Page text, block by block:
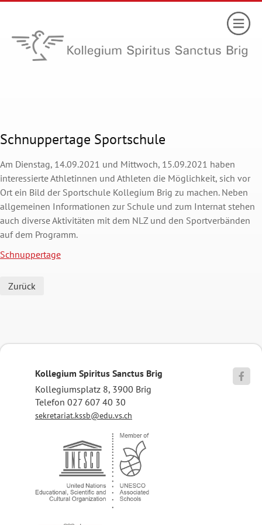
Schnuppertage Sportschule
Am Dienstag, 14.09.2021 und Mittwoch, 15.09.2021 haben
interessierte Athletinnen und Athleten die Möglichkeit, sich vor
Ort ein Bild der Sportschule Kollegium Brig zu machen. Neben
allgemeinen Informationen zur Schule und zum Internat stehen
auch diverse Aktivitäten mit dem NLZ und den Sportverbänden
auf dem Programm.
Schnuppertage
Zurück
Kollegium Spiritus Sanctus Brig
Kollegiumsplatz 8, 3900 Brig
Telefon 027 607 40 30
sekretariat.kssb@edu.vs.ch
